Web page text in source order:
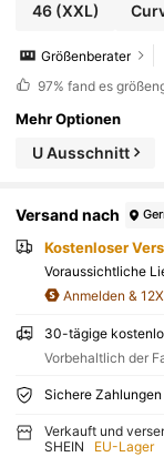
46(XXL)
Größenberater
97% fand es
Mehr Optionen
U Ausschnitt
Versand nach
Kostenloser
Voraussichtliche
Anmelden &
30-tägige
Vorbehaltlich der
Sichere Zahlungen
Verkauft und
SHEIN
EU-Lager